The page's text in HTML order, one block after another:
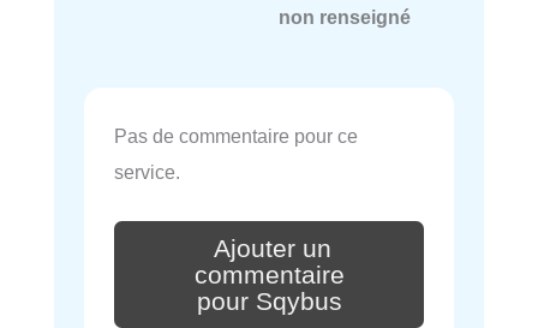
non renseigné
Pas de commentaire pour ce
service.
Ajouter un
commentaire
pour Sqybus